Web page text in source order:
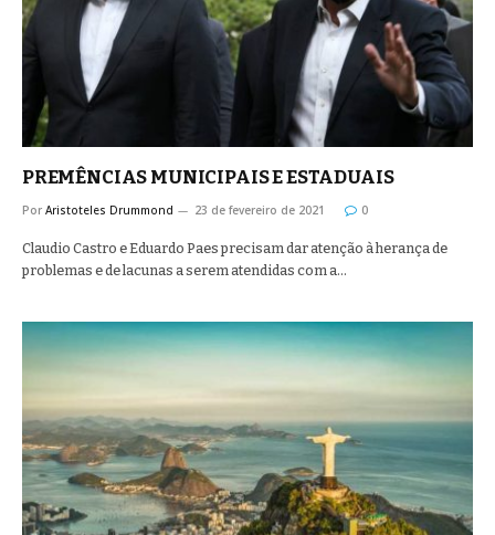
PREMÊNCIAS MUNICIPAIS E ESTADUAIS
Por Aristoteles Drummond 23 de fevereiro de 2021 0
Claudio Castro e Eduardo Paes precisam dar atenção à herança de
problemas e de lacunas a serem atendidas com a…